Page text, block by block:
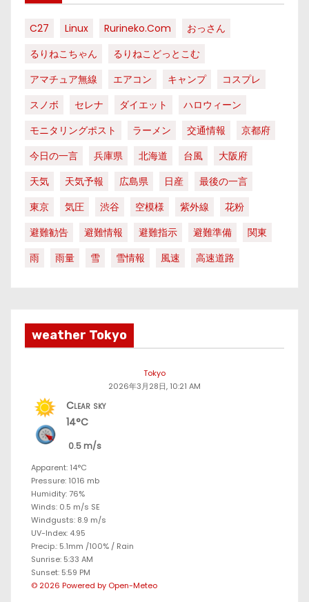
C27 Linux Rurineko.com
おっさん
るりねこちゃん
るりねこどっとこむ
アマチュア無線
エアコン キャンプ
コスプレ
スノボ
セレナ ダイエット
ハロウィーン
モニタリングポスト
ラーメン 交通情報
京都府
今日の一言
兵庫県 北海道 台風
大阪府
天気
天気予報 広島県 日産
最後の一言
東京
気圧 渋谷 空模様 紫外線
花粉
避難勧告
避難情報 避難指示 避難準備
関東
雨
雨量 雪 雪情報 風速 高速道路
weather Tokyo
Tokyo
2026年3月28日, 10:21 AM
Clear sky
14°C
0.5 m/s
Apparent: 14°C
Pressure: 1016 mb
Humidity: 76%
Winds: 0.5 m/s SE
Windgusts: 8.9 m/s
UV-Index: 4.95
Precip.: 5.1mm /100% / Rain
Sunrise: 5:33 AM
Sunset: 5:59 PM
© 2026 Powered by Open-Meteo